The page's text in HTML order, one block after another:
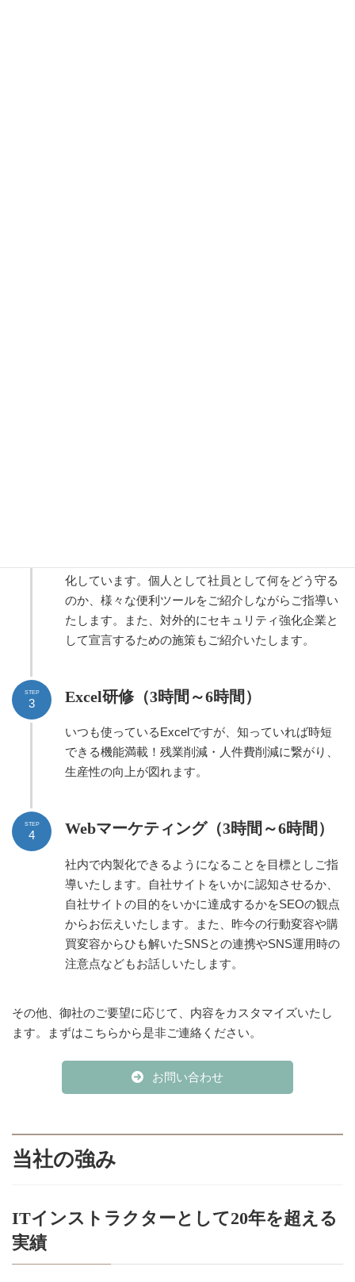
化しています。個人として社員として何をどう守る
のか、様々な便利ツールをご紹介しながらご指導い
たします。また、対外的にセキュリティ強化企業と
して宣言するための施策もご紹介いたします。
Excel研修（3時間～6時間）
いつも使っているExcelですが、知っていれば時短
できる機能満載！残業削減・人件費削減に繋がり、
生産性の向上が図れます。
STEP
3
Webマーケティング（3時間～6時間）
社内で内製化できるようになることを目標としご指
導いたします。自社サイトをいかに認知させるか、
自社サイトの目的をいかに達成するかをSEOの観点
からお伝えいたします。また、昨今の行動変容や購
買変容からひも解いたSNSとの連携やSNS運用時の
注意点などもお話しいたします。
STEP
4
その他、御社のご要望に応じて、内容をカスタマイズいたし
ます。まずはこちらから是非ご連絡ください。
お問い合わせ
当社の強み
ITインストラクターとして20年を超える
実績